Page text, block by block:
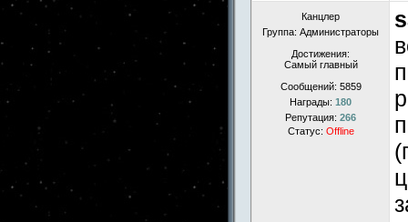
Канцлер
Группа: Администраторы
Достижения:
Самый главный
Сообщений: 5859
Награды: 180
Репутация: 266
Статус: Offline